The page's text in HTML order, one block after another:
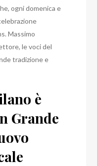
ogni domenica e
Massimo
le voci del
tradizione e
è
Grande